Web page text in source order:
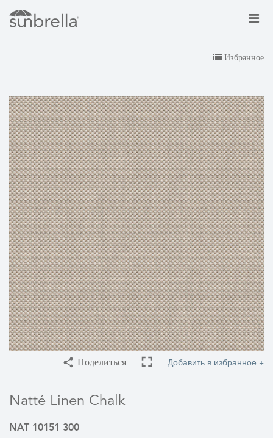
Избранное
Поделиться Добавить в избранное +
Natté Linen Chalk
NAT 10151 300